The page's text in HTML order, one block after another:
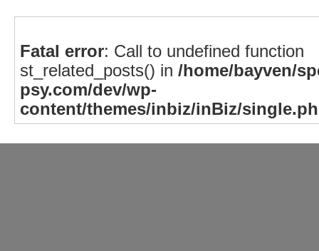
Fatal error: Call to undefined function
st_related_posts() in /home/bayven/
psy.com/dev/wp-
content/themes/inbiz/inBiz/